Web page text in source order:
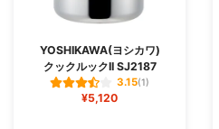
YOSHIKAWA(ヨシカワ)
クックルックII SJ2187
3.15(1)
¥5,120